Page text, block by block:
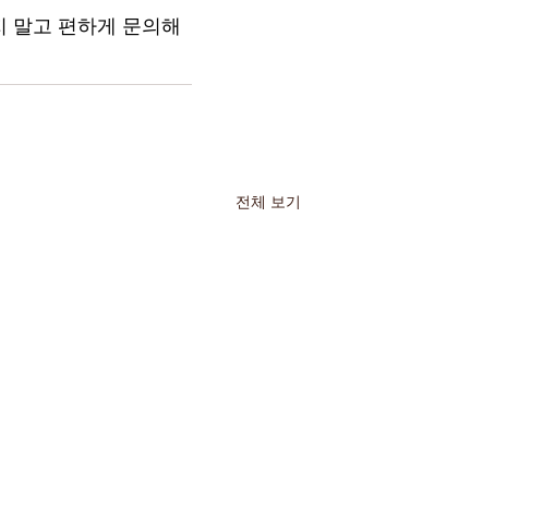
말고 편하게 문의해
전체 보기